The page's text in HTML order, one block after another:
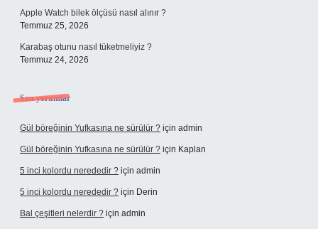
Apple Watch bilek ölçüsü nasıl alınır ?
Temmuz 25, 2026
Karabaş otunu nasıl tüketmeliyiz ?
Temmuz 24, 2026
Son yorumlar
Gül böreğinin Yufkasına ne sürülür ? için admin
Gül böreğinin Yufkasına ne sürülür ? için Kaplan
5 inci kolordu nerededir ? için admin
5 inci kolordu nerededir ? için Derin
Bal çeşitleri nelerdir ? için admin